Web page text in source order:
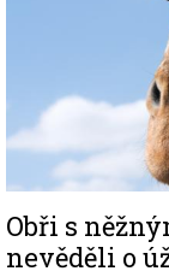
Obři s
nevěděli o